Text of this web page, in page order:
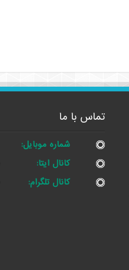
تماس با ما
شماره موبایل:
کانال ایتا:
کانال تلگرام: